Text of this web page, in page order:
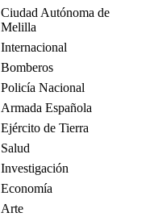
Ciudad Autónoma de
Melilla
Internacional
Bomberos
Policía Nacional
Armada Española
Ejército de Tierra
Salud
Investigación
Economía
Arte